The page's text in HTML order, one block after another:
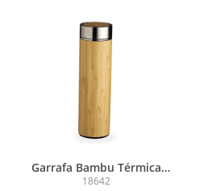
Garrafa Bambu Térmica
500ml com Infusor
18642